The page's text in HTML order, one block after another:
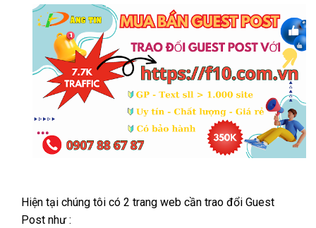
Hiện tại chúng tôi có 2 trang web cần trao đổi Guest
Post như :